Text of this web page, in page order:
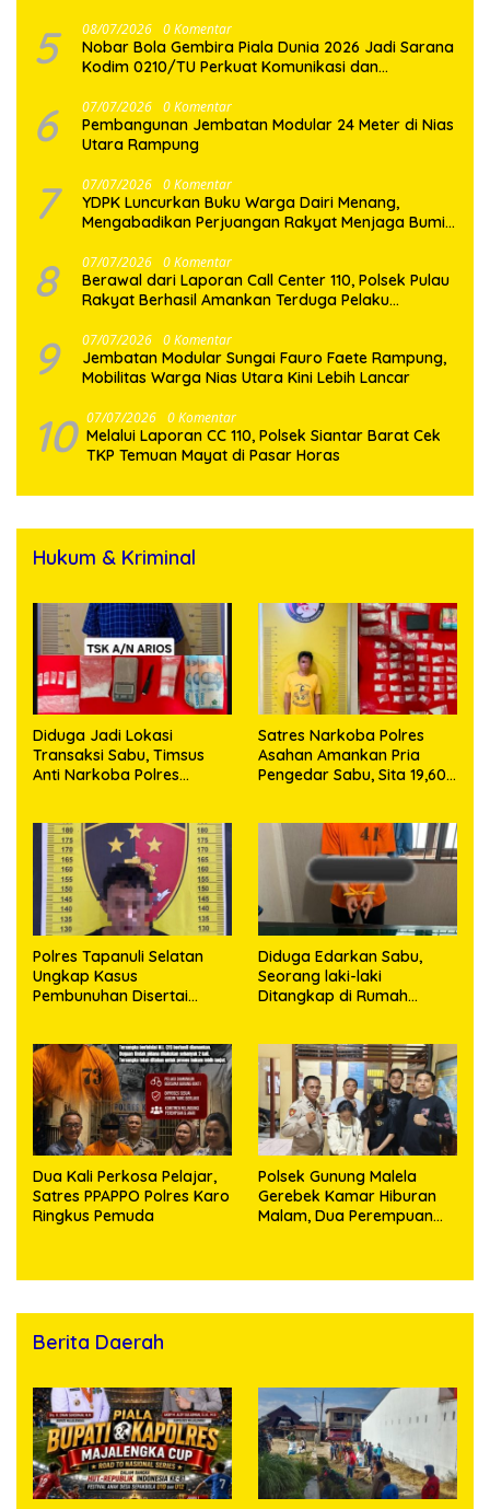
5 08/07/2026 0 Komentar
Nobar Bola Gembira Piala Dunia 2026 Jadi Sarana
Kodim 0210/TU Perkuat Komunikasi dan
6 07/07/2026 0 Komentar
Pembangunan Jembatan Modular 24 Meter di Nias
Utara Rampung
7 07/07/2026 0 Komentar
YDPK Luncurkan Buku Warga Dairi Menang,
Mengabadikan Perjuangan Rakyat Menjaga Bumi
8 07/07/2026 0 Komentar
Berawal dari Laporan Call Center 110, Polsek Pulau
Rakyat Berhasil Amankan Terduga Pelaku
9 07/07/2026 0 Komentar
Jembatan Modular Sungai Fauro Faete Rampung,
Mobilitas Warga Nias Utara Kini Lebih Lancar
10 07/07/2026 0 Komentar
Melalui Laporan CC 110, Polsek Siantar Barat Cek
TKP Temuan Mayat di Pasar Horas
Hukum & Kriminal
Diduga Jadi Lokasi
Transaksi Sabu, Timsus
Anti Narkoba Polres
63,67 Gram Sabu
Satres Narkoba Polres
Asahan Amankan Pria
Pengedar Sabu, Sita 19,60
Polres Tapanuli Selatan
Ungkap Kasus
Pembunuhan Disertai
Ditangkap
Diduga Edarkan Sabu,
Seorang laki-laki
Ditangkap di Rumah
Puluhan Plastik Klip
Dua Kali Perkosa Pelajar,
Satres PPAPPO Polres Karo
Ringkus Pemuda
Polsek Gunung Malela
Gerebek Kamar Hiburan
Malam, Dua Perempuan
Berita Daerah